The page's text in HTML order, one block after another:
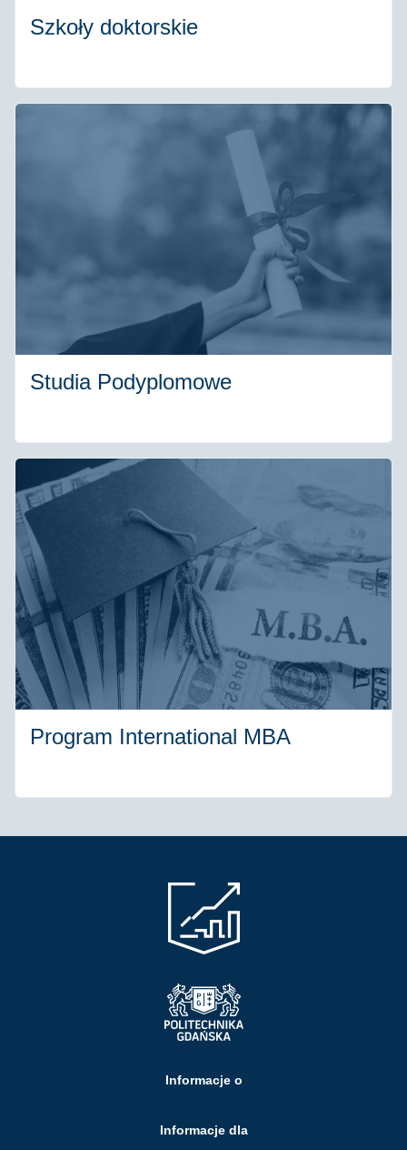
Szkoły doktorskie
Studia Podyplomowe
Program International MBA
Informacje o
Informacje dla